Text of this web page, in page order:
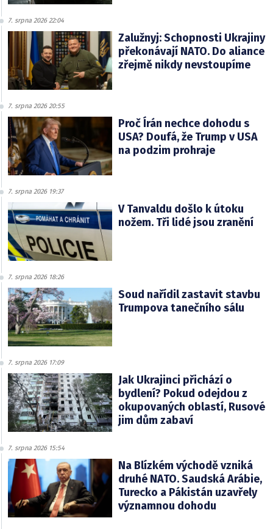
7. srpna 2026 22:04
Zalužnyj: Schopnosti Ukrajiny
překonávají NATO. Do aliance
zřejmě nikdy nevstoupíme
7. srpna 2026 20:55
Proč Írán nechce dohodu s
USA? Doufá, že Trump v USA
na podzim prohraje
7. srpna 2026 19:37
V Tanvaldu došlo k útoku
nožem. Tři lidé jsou zranění
7. srpna 2026 18:26
Soud nařídil zastavit stavbu
Trumpova tanečního sálu
7. srpna 2026 17:09
Jak Ukrajinci přichází o
bydlení? Pokud odejdou z
okupovaných oblastí, Rusové
jim dům zabaví
7. srpna 2026 15:54
Na Blízkém východě vzniká
druhé NATO. Saudská Arábie,
Turecko a Pákistán uzavřely
významnou dohodu